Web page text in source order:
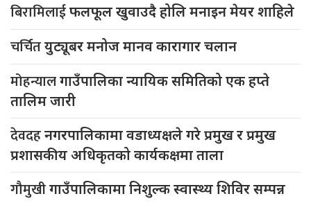
बिरामिलाईफलफूल खुवाउदै होलि मनाइन मेयर शाहिले
चर्चितयुट्यूबर मनोज मानव कारागार चलान
मोहन्यालगाउँपालिका न्यायिक समितिको एक हप्ते
तालिम जारी
देवदहनगरपालिकामा वडाध्यक्षले गरे प्रमुख र प्रमुख
प्रशासकीय अधिकृतको कार्यकक्षमा ताला
गौमुखीगाउँपालिकामा निशुल्क स्वास्थ्य शिविर सम्पन्न